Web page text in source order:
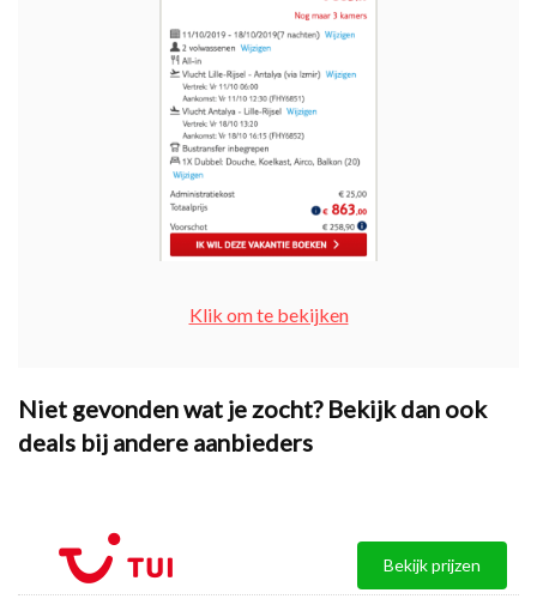
Klik om te bekijken
Niet gevonden wat je zocht? Bekijk dan ook
deals bij andere aanbieders
Bekijk prijzen